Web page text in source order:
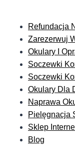
Refundacja
Zarezerwuj
Okulary I
Soczewki
Soczewki
Okulary Dla
Naprawa
Pielęgnacja
Sklep
Blog